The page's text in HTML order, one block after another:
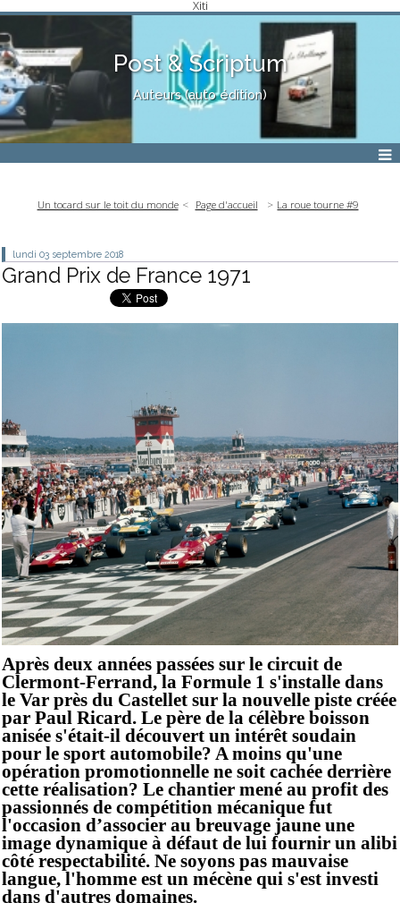
Xiti
Post & Scriptum
Auteurs (auto édition)
Un tocard sur le toit du monde Page d'accueil La roue tourne #9
lundi 03 septembre 2018
Grand Prix de France 1971
Après deux années passées sur le circuit de
Clermont-Ferrand, la Formule 1 s'installe dans
le Var près du Castellet sur la nouvelle piste créée
par Paul Ricard. Le père de la célèbre boisson
anisée s'était-il découvert un intérêt soudain
pour le sport automobile? A moins qu'une
opération promotionnelle ne soit cachée derrière
cette réalisation? Le chantier mené au profit des
passionnés de compétition mécanique fut
l'occasion d’associer au breuvage jaune une
image dynamique à défaut de lui fournir un alibi
côté respectabilité. Ne soyons pas mauvaise
langue, l'homme est un mécène qui s'est investi
dans d'autres domaines.